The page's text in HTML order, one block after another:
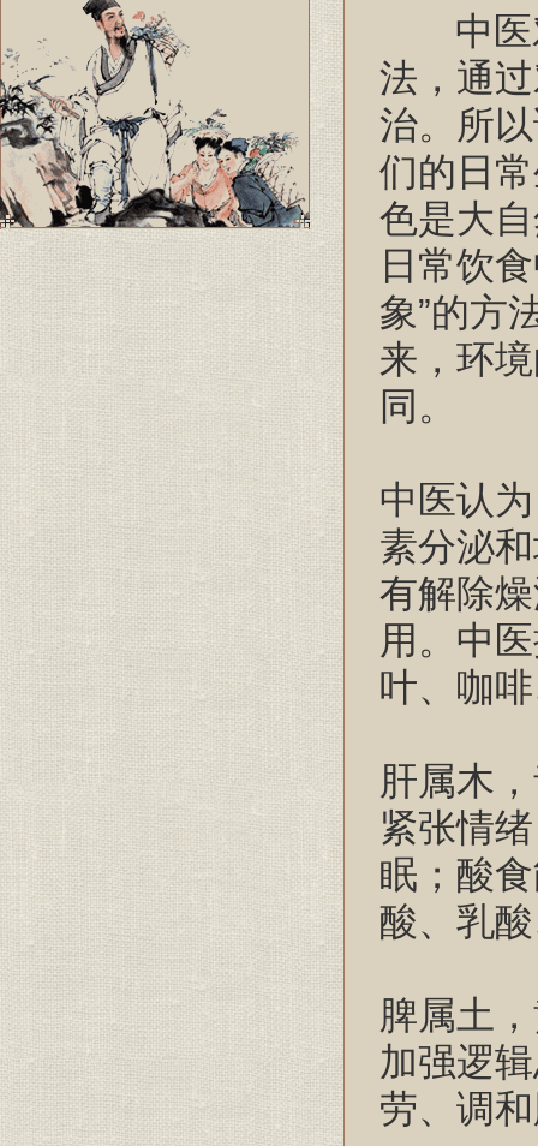
中医对
法，通
治。所
们的日
色是大
日常饮
象”的方
来，环
同。
中医认
素分泌
有解除
用。中
叶、咖
肝属木
紧张情
眠；酸
酸、乳
脾属土
加强逻
劳、调